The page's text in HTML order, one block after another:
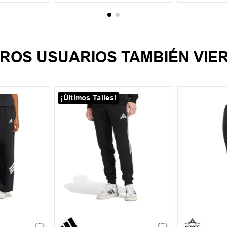
USUARIOS TAMBIÉN
L
¡Últimos Talles!
L XL
XXL